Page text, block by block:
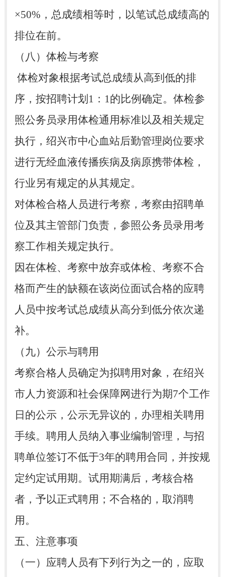
×50%，总成绩相等时，以笔试总成绩高的
排位在前。
（八）体检与考察
体检对象根据考试总成绩从高到低的排
序，按招聘计划1：1的比例确定。体检参
照公务员录用体检通用标准以及相关规定
执行，绍兴市中心血站后勤管理岗位要求
进行无经血液传播疾病及病原携带体检，
行业另有规定的从其规定。
对体检合格人员进行考察，考察由招聘单
位及其主管部门负责，参照公务员录用考
察工作相关规定执行。
因在体检、考察中放弃或体检、考察不合
格而产生的缺额在该岗位面试合格的应聘
人员中按考试总成绩从高分到低分依次递
补。
（九）公示与聘用
考察合格人员确定为拟聘用对象，在绍兴
市人力资源和社会保障网进行为期7个工作
日的公示，公示无异议的，办理相关聘用
手续。聘用人员纳入事业编制管理，与招
聘单位签订不低于3年的聘用合同，并按规
定约定试用期。试用期满后，考核合格
者，予以正式聘用；不合格的，取消聘
用。
五、注意事项
（一）应聘人员有下列行为之一的，应取